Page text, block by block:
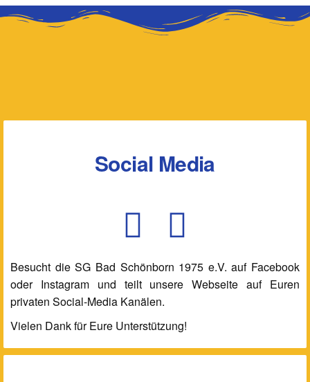
Social Media
Besucht die SG Bad Schönborn 1975 e.V. auf Facebook
oder Instagram und teilt unsere Webseite auf Euren
privaten Social-Media Kanälen.
Vielen Dank für Eure Unterstützung!